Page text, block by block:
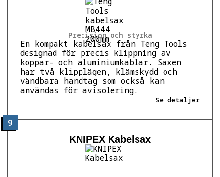
Precision och styrka
En kompakt kabelsax från Teng Tools
designad för precis klippning av
koppar- och aluminiumkablar. Saxen
har två klipplägen, klämskydd och
vändbara handtag som också kan
användas för avisolering.
Se detaljer
9
KNIPEX Kabelsax